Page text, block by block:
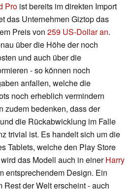
Pro ist bereits im direkten Import
das Unternehmen Giztop das
Preis von 259 US-Dollar an.
über die Höhe der noch
und auch über die
- so können noch
anfallen, welche die
noch erheblich vermindern
zudem bedenken, dass der
die Rückabwicklung im Falle
trivial ist. Es handelt sich um die
Tablets, welche den Play Store
das Modell auch in einerHarry
entsprechendem Design. Ein
Rest der Welt erscheint - auch